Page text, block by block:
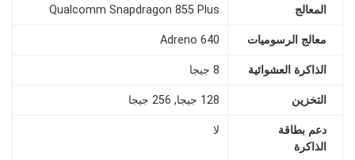
المعالج Qualcomm Snapdragon 855 Plus
معالج الرسوميات Adreno 640
الذاكرة العشوائية 8 جيجا
التخزين 128 جيجا, 256 جيجا
دعم بطاقة
الذاكرة
لا